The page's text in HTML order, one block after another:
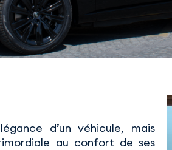
d’un véhicule, mais
au confort de ses